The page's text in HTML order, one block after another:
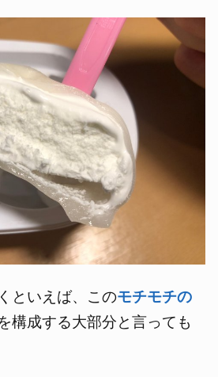
といえば、このモチモチの
構成する大部分と言っても